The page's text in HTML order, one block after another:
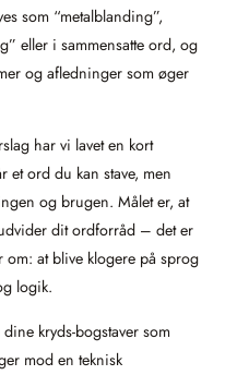
som “metalblanding”,
eller i sammensatte ord, og
og afledninger som øger
har vi lavet en kort
et ord du kan stave, men
og brugen. Målet er, at
dit ordforråd – det er
om: at blive klogere på sprog
logik.
kryds-bogstaver som
mod en teknisk